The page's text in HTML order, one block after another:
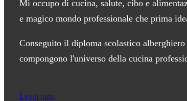
Mi occupo di cucina, salute, cibo e
e magico mondo professionale che prima
Conseguito il diploma scolastico
compongono l'universo della cucina
Leggi tutto